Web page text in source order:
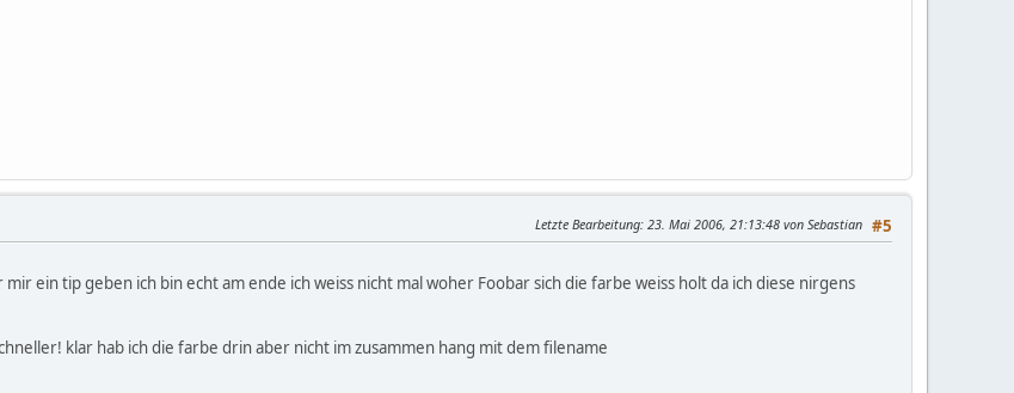
#5
Letzte Bearbeitung: 23. Mai 2006, 21:13:48 von Sebastian
ein tip geben ich bin echt am ende ich weiss nicht mal woher Foobar sich die farbe weiss holt da ich diese nirgens
klar hab ich die farbe drin aber nicht im zusammen hang mit dem filename